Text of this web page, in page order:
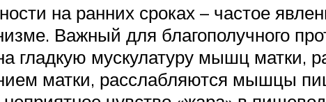
на ранних сроках – частое
Важный для благополучного
гладкую мускулатуру мышц матки,
матки, расслабляются мышцы